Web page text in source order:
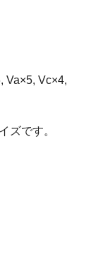
Vc×4,
です。